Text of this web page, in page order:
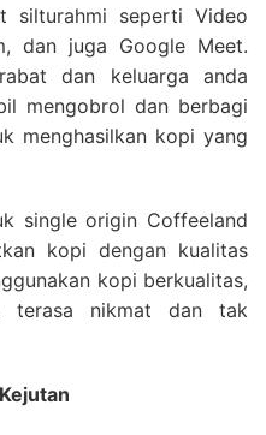
silturahmi seperti Video
dan juga Google Meet.
dan keluarga anda
mengobrol dan berbagi
menghasilkan kopi yang
single origin Coffeeland
kopi dengan kualitas
kopi berkualitas,
terasa nikmat dan tak